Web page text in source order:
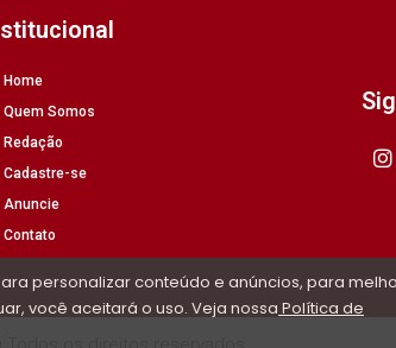
Home
Quem Somos
Redação
Cadastre-se
Anuncie
Contato
personalizar conteúdo e anúncios, para
você aceitará o uso. Veja nossa Política de